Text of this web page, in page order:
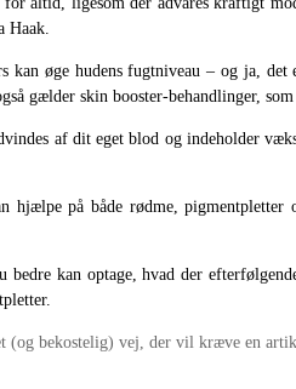
Haak.
kan øge hudens fugtniveau – og ja,
gælder skin booster-behandlinger,
af dit eget blod og indeholder
hjælpe på både rødme,
bedre kan optage, hvad der
(og bekostelig) vej, der vil kræve en